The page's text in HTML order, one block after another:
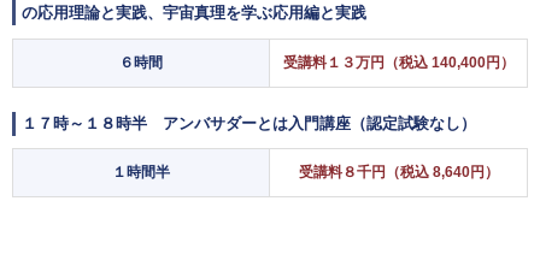
の応用理論と実践、宇宙真理を学ぶ応用編と実践
６時間 受講料１３万円（税込 140,400円）
１７時～１８時半 アンバサダーとは入門講座（認定試験なし）
１時間半 受講料８千円（税込 8,640円）